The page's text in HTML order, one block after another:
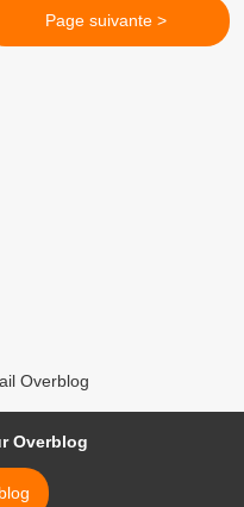
Page suivante >
Overblog
Overblog